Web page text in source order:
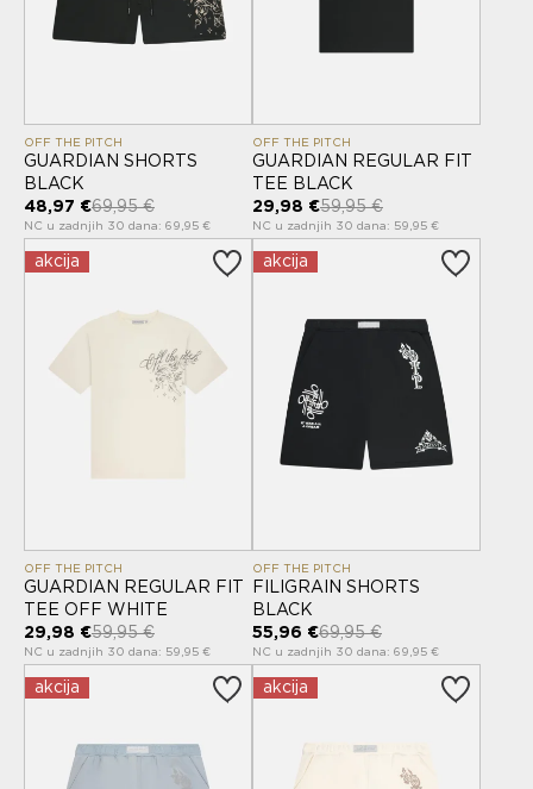
OFF THE PITCH
GUARDIAN SHORTS
BLACK
48,97 €69,95 €
NC u zadnjih 30 dana: 69,95 €
OFF THE PITCH
GUARDIAN REGULAR FIT
TEE BLACK
29,98 €59,95 €
NC u zadnjih 30 dana: 59,95 €
akcija
OFF THE PITCH
GUARDIAN REGULAR FIT
TEE OFF WHITE
29,98 €59,95 €
NC u zadnjih 30 dana: 59,95 €
akcija
OFF THE PITCH
FILIGRAIN SHORTS
BLACK
55,96 €69,95 €
NC u zadnjih 30 dana: 69,95 €
akcija akcija